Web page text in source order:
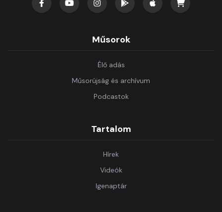
Műsorok
Élő adás
Műsorújság és archívum
Podcastok
Tartalom
Hírek
Videók
Igenaptár